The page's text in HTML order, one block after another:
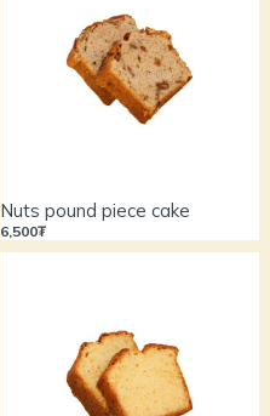
Nuts pound piece cake
6,500₮